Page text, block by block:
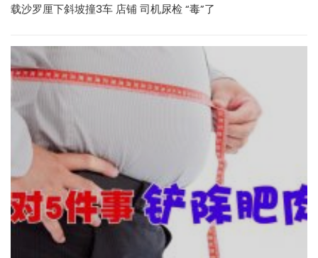
载沙罗厘下斜坡撞3车 店铺 司机尿检 “毒”了